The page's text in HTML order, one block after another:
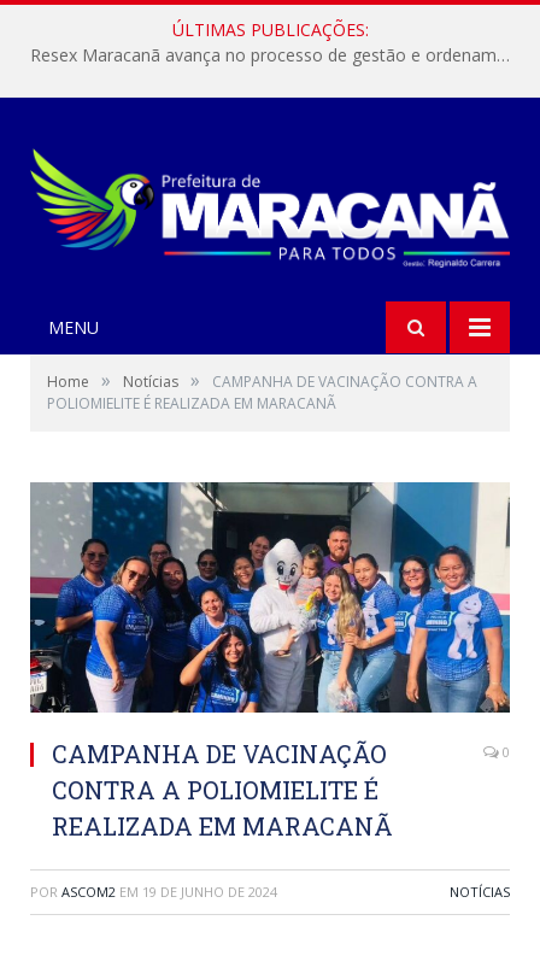
ÚLTIMAS PUBLICAÇÕES:
Resex Maracanã avança no processo de gestão e ordenamento do turismo em nossas áreas protegidas.
MENU
Home » Notícias »
CAMPANHA DE VACINAÇÃO CONTRA A
POLIOMIELITE É REALIZADA EM MARACANÃ
CAMPANHA DE VACINAÇÃO
CONTRA A POLIOMIELITE É
REALIZADA EM MARACANÃ
0
POR ASCOM2 EM 19 DE JUNHO DE 2024 NOTÍCIAS